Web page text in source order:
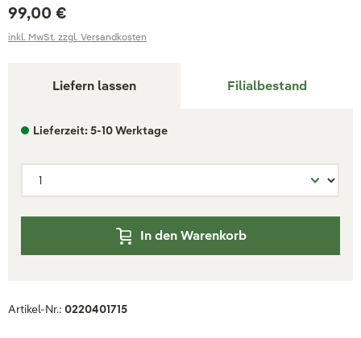
99,00 €
inkl. MwSt. zzgl. Versandkosten
Liefern lassen Filialbestand
Lieferzeit: 5-10 Werktage
In den Warenkorb
Artikel-Nr.: 0220401715